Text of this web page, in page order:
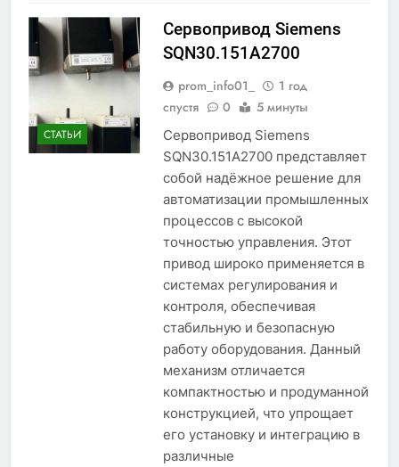
СТАТЬИ
Сервопривод Siemens
SQN30.151A2700
prom_info01_
1 год
спустя
0 5 минуты
Сервопривод Siemens
SQN30.151A2700 представляет
собой надёжное решение для
автоматизации промышленных
процессов с высокой
точностью управления. Этот
привод широко применяется в
системах регулирования и
контроля, обеспечивая
стабильную и безопасную
работу оборудования. Данный
механизм отличается
компактностью и продуманной
конструкцией, что упрощает
его установку и интеграцию в
различные